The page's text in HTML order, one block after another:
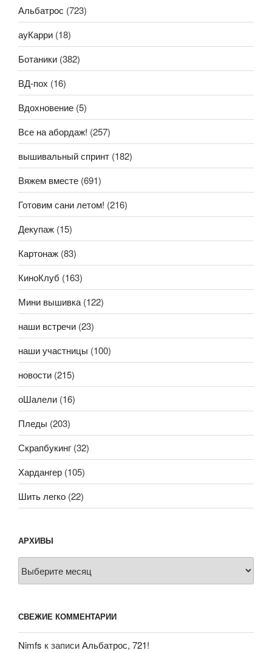
Альбатрос (723)
ауКарри (18)
Ботаники (382)
ВД-пох (16)
Вдохновение (5)
Все на абордаж! (257)
вышивальный спринт (182)
Вяжем вместе (691)
Готовим сани летом! (216)
Декупаж (15)
Картонаж (83)
КиноКлуб (163)
Мини вышивка (122)
наши встречи (23)
наши участницы (100)
новости (215)
оШалели (16)
Пледы (203)
Скрапбукинг (32)
Хардангер (105)
Шить легко (22)
АРХИВЫ
СВЕЖИЕ КОММЕНТАРИИ
Nimfs к записиАльбатрос, 721!